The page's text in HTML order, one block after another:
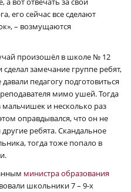
его сейчас все сделают
– возмущаются
произошёл в школе № 12
замечание группе ребят,
педагогу подготовиться
мимо ушей. Тогда
мальчишек и несколько раз
оправдывался, что он не
ребята. Скандальное
тогда тоже попало в
министра образования
школьники 7 – 9‑х